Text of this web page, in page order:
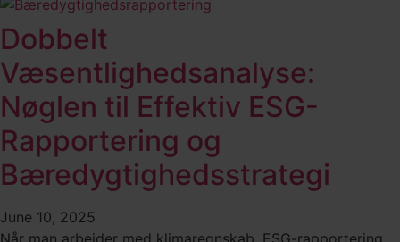
Dobbelt
Væsentlighedsanalyse:
Nøglen til Effektiv ESG-
Rapportering og
Bæredygtighedsstrategi
June 10, 2025
Når man arbejder med klimaregnskab, ESG-rapportering